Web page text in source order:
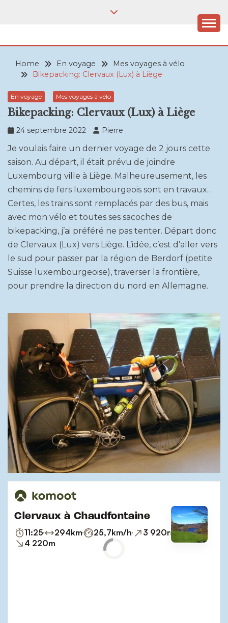
VELOPHILE.BE
Home En voyage
Mes voyages à vélo
Bikepacking: Clervaux (Lux) à Liège
En voyage Mes voyages à vélo
Bikepacking: Clervaux (Lux) à Liège
24 septembre 2022 Pierre
Je voulais faire un dernier voyage de 2 jours cette
saison. Au départ, il était prévu de joindre
Luxembourg ville à Liège. Malheureusement, les
chemins de fers luxembourgeois sont en travaux…
Certes, les trains sont remplacés par des bus, mais
avec mon vélo et toutes ses sacoches de
bikepacking, j’ai préféré ne pas tenter. Départ donc
de Clervaux (Lux) vers Liège. L’idée, c’est d’aller vers
le sud pour passer par la région de Berdorf (petite
Suisse luxembourgeoise), traverser la frontière,
pour prendre la direction du nord en Allemagne.